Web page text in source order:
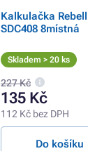
Kalkulačka Rebell
SDC408 8místná
Skladem > 20 ks
227 Kč
135 Kč
112 Kč bez DPH
Do košíku